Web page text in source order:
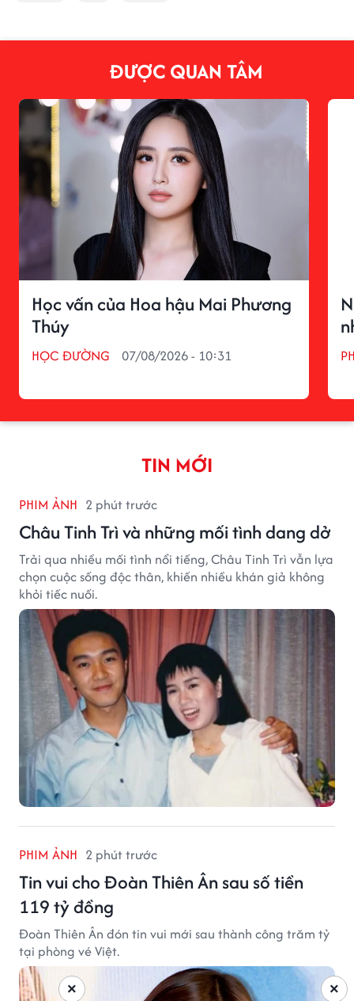
ĐƯỢC QUAN TÂM
Học vấn của Hoa hậu Mai Phương
Thúy
HỌC ĐƯỜNG 07/08/2026 - 10:31
TIN MỚI
PHIM ẢNH 2 phút trước
Châu Tinh Trì và những mối tình dang dở
Trải qua nhiều mối tình nổi tiếng, Châu Tinh Trì vẫn lựa
chọn cuộc sống độc thân, khiến nhiều khán giả không
khỏi tiếc nuối.
PHIM ẢNH 2 phút trước
Tin vui cho Đoàn Thiên Ân sau số tiền
119 tỷ đồng
Đoàn Thiên Ân đón tin vui mới sau thành công trăm tỷ
tại phòng vé Việt.
×
×